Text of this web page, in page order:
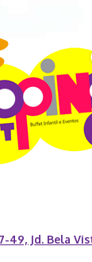
49, Jd. Bela